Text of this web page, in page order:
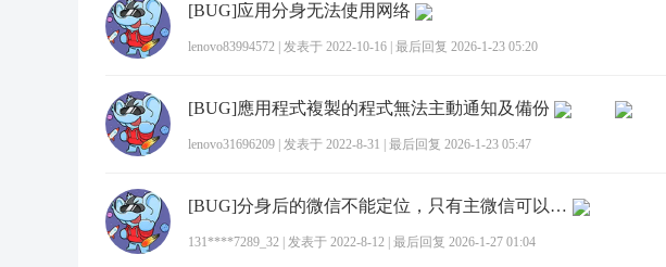
[BUG]应用分身无法使用网络
lenovo83994572 发表于 2022-10-16 最后回复 2026-1-23 05:20
[BUG]應用程式複製的程式無法主動通知及備份
lenovo31696209 发表于 2022-8-31 最后回复 2026-1-23 05:47
[BUG]分身后的微信不能定位，只有主微信可以定位，请修复解决。
131****7289_32 发表于 2022-8-12 最后回复 2026-1-27 01:04